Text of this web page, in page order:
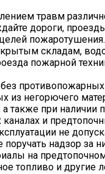
травм
дороги,
пожаротушения.
складам,
пожарной
из негорючего
также при наличии
и
не
поручать надзор за
на
топливо и